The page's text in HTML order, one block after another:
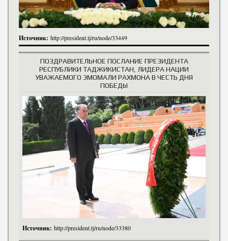
Источник: http://president.tj/ru/node/33449
ПОЗДРАВИТЕЛЬНОЕ ПОСЛАНИЕ ПРЕЗИДЕНТА
РЕСПУБЛИКИ ТАДЖИКИСТАН, ЛИДЕРА НАЦИИ
УВАЖАЕМОГО ЭМОМАЛИ РАХМОНА В ЧЕСТЬ ДНЯ
ПОБЕДЫ
Источник: http://president.tj/ru/node/33380